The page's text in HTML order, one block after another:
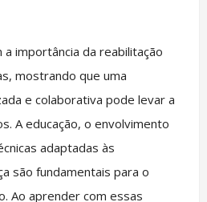
importância da reabilitação
mostrando que uma
e colaborativa pode levar a
A educação, o envolvimento
adaptadas às
são fundamentais para o
Ao aprender com essas